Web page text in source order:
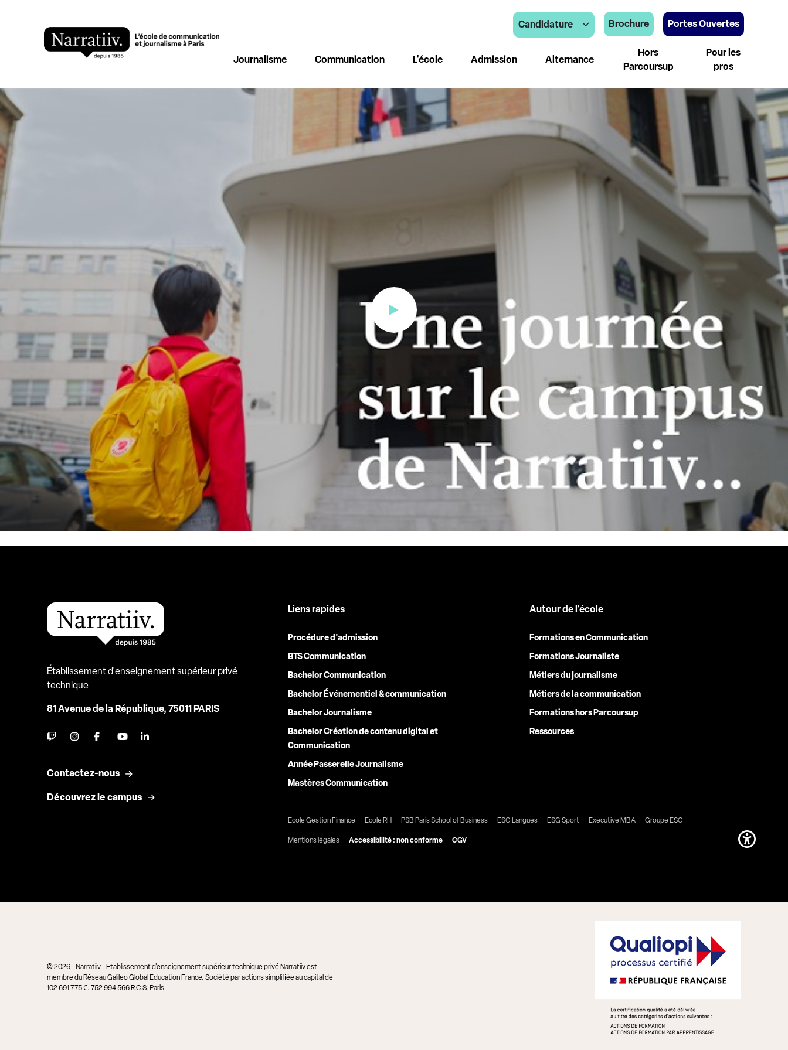
Candidature Brochure Portes Ouvertes
Journalisme Communication L'école Admission Alternance
Hors
Parcoursup
Pour les
pros
Établissement d'enseignement supérieur privé
technique
81 Avenue de la République, 75011 PARIS
Contactez-nous
Découvrez le campus
Liens rapides
Procédure d'admission
BTS Communication
Bachelor Communication
Bachelor Événementiel & communication
Bachelor Journalisme
Bachelor Création de contenu digital et
Communication
Année Passerelle Journalisme
Mastères Communication
Autour de l'école
Formations en Communication
Formations Journaliste
Métiers du journalisme
Métiers de la communication
Formations hors Parcoursup
Ressources
Ecole Gestion Finance Ecole RH PSB Paris School of Business ESG Langues ESG Sport Executive MBA Groupe ESG
Mentions légales Accessibilité : non conforme CGV
© 2026 - Narratiiv - Etablissement d'enseignement supérieur technique privé Narratiiv est
membre du Réseau Galileo Global Education France. Société par actions simplifiée au capital de
102 691 775 €. 752 994 566 R.C.S. Paris